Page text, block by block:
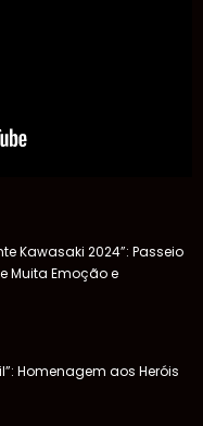
Kawasaki 2024”: Passeio
Muita Emoção e
Homenagem aos Heróis